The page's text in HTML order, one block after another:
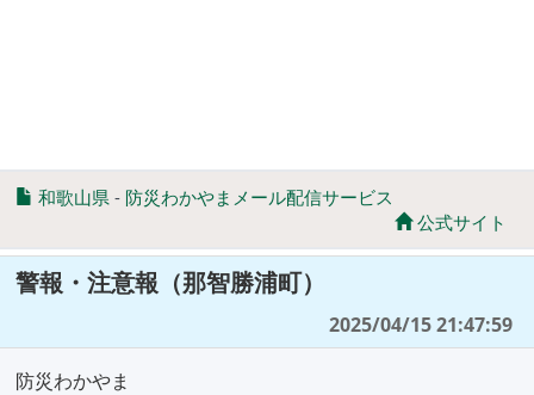
和歌山県 - 防災わかやまメール配信サービス
公式サイト
警報・注意報（那智勝浦町）
2025/04/15 21:47:59
防災わかやま